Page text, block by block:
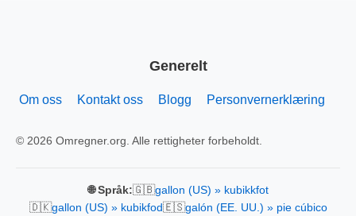
Generelt
Om oss Kontakt oss Blogg Personvernerklæring
© 2026 Omregner.org. Alle rettigheter forbeholdt.
🌐 Språk:🇬🇧gallon (US) » kubikkfot
🇩🇰gallon (US) » kubikfod🇪🇸galón (EE. UU.) » pie cúbico